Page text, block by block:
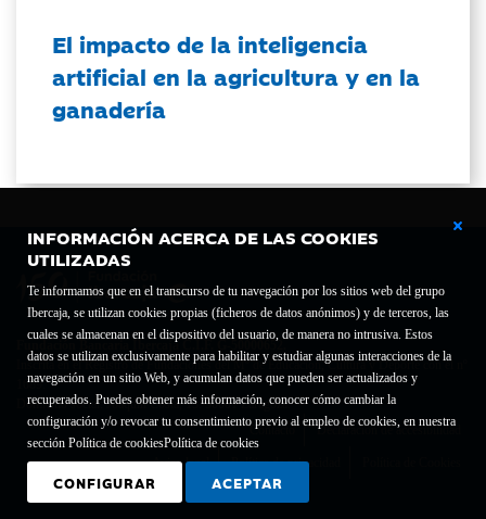
INFORMACIÓN ACERCA DE LAS COOKIES
UTILIZADAS
Te informamos que en el transcurso de tu navegación por los sitios web del grupo
Ibercaja, se utilizan cookies propias (ficheros de datos anónimos) y de terceros, las
cuales se almacenan en el dispositivo del usuario, de manera no intrusiva. Estos
datos se utilizan exclusivamente para habilitar y estudiar algunas interacciones de la
navegación en un sitio Web, y acumulan datos que pueden ser actualizados y
recuperados. Puedes obtener más información, conocer cómo cambiar la
configuración y/o revocar tu consentimiento previo al empleo de cookies, en nuestra
sección Política de cookiesPolítica de cookies
CONFIGURAR ACEPTAR
El impacto de la inteligencia
artificial en la agricultura y en la
ganadería
Fundación Bancaria Ibercaja C.I.F. G-50000652.
Inscrita en el Registro de Fundaciones del Mº de Educación, Cultura y Deporte con el nº
1689.
Domicilio social: Joaquín Costa, 13. 50001 Zaragoza.
Contacto
Declaración de accesibilidad
Aviso legal Política de privacidad